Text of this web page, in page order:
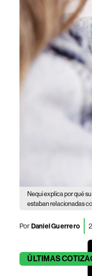
Nequi explica por qué
estaban relacionadas
PorDaniel Guerrero
ÚLTIMAS